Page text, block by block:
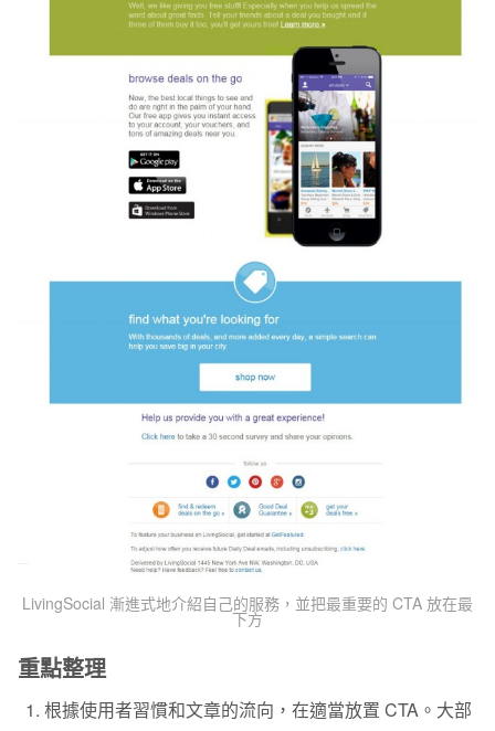
LivingSocial 漸進式地介紹自己的服務，並把最重要的 CTA 放在最
下方
重點整理
根據使用者習慣和文章的流向，在適當放置 CTA。大部